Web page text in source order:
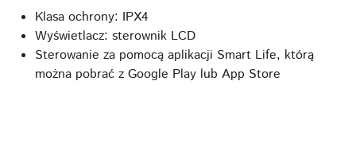
Klasa ochrony: IPX4
Wyświetlacz: sterownik LCD
Sterowanie za pomocą aplikacji Smart Life, którą
można pobrać z Google Play lub App Store